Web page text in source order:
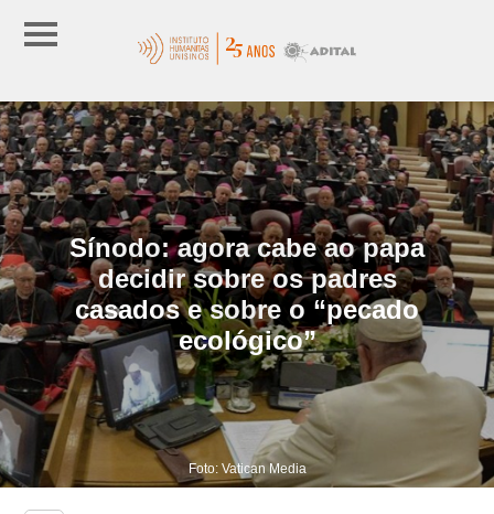
Sínodo: agora cabe ao papa
decidir sobre os padres
casados e sobre o “pecado
ecológico”
Foto: Vatican Media